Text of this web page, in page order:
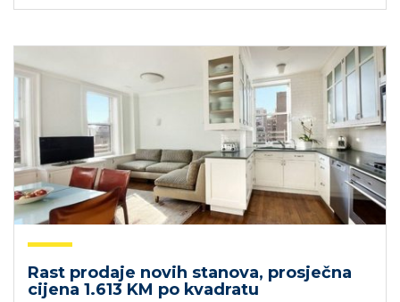
Rast prodaje novih stanova, prosječna
cijena 1.613 KM po kvadratu